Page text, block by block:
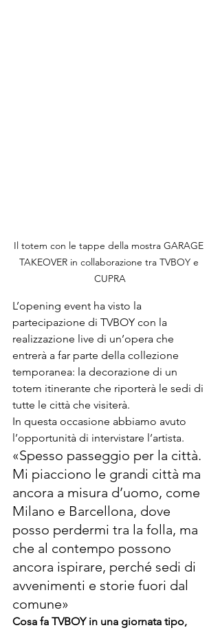
Il totem con le tappe della mostra GARAGE
TAKEOVER in collaborazione tra TVBOY e
CUPRA
L’opening event ha visto la
partecipazione di TVBOY con la
realizzazione live di un’opera che
entrerà a far parte della collezione
temporanea: la decorazione di un
totem itinerante che riporterà le sedi di
tutte le città che visiterà.
In questa occasione abbiamo avuto
l’opportunità di intervistare l’artista.
«Spesso passeggio per la città.
Mi piacciono le grandi città ma
ancora a misura d’uomo, come
Milano e Barcellona, dove
posso perdermi tra la folla, ma
che al contempo possono
ancora ispirare, perché sedi di
avvenimenti e storie fuori dal
comune»
Cosa fa TVBOY in una giornata tipo,